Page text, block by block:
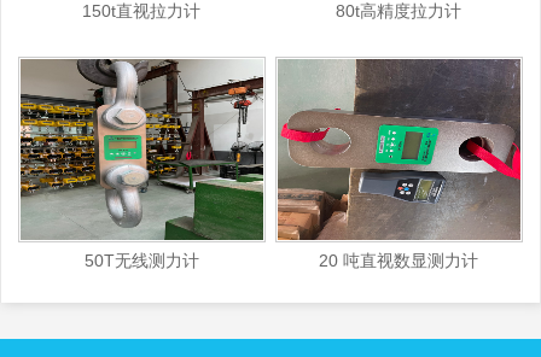
150t直视拉力计 80t高精度拉力计
50T无线测力计 20 吨直视数显测力计